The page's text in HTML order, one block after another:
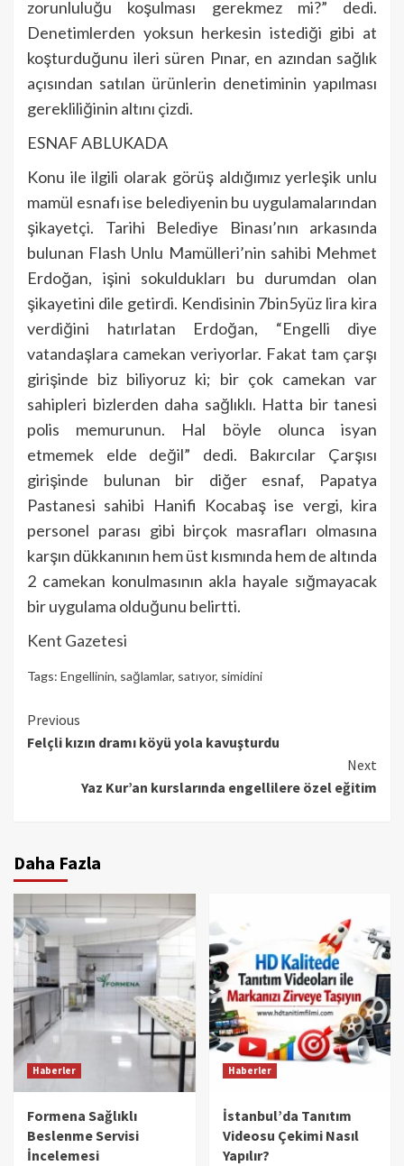
zorunluluğu koşulması gerekmez mi?” dedi.
Denetimlerden yoksun herkesin istediği gibi at
koşturduğunu ileri süren Pınar, en azından sağlık
açısından satılan ürünlerin denetiminin yapılması
gerekliliğinin altını çizdi.
ESNAF ABLUKADA
Konu ile ilgili olarak görüş aldığımız yerleşik unlu
mamül esnafı ise belediyenin bu uygulamalarından
şikayetçi. Tarihi Belediye Binası’nın arkasında
bulunan Flash Unlu Mamülleri’nin sahibi Mehmet
Erdoğan, işini sokuldukları bu durumdan olan
şikayetini dile getirdi. Kendisinin 7bin5yüz lira kira
verdiğini hatırlatan Erdoğan, “Engelli diye
vatandaşlara camekan veriyorlar. Fakat tam çarşı
girişinde biz biliyoruz ki; bir çok camekan var
sahipleri bizlerden daha sağlıklı. Hatta bir tanesi
polis memurunun. Hal böyle olunca isyan
etmemek elde değil” dedi. Bakırcılar Çarşısı
girişinde bulunan bir diğer esnaf, Papatya
Pastanesi sahibi Hanifi Kocabaş ise vergi, kira
personel parası gibi birçok masrafları olmasına
karşın dükkanının hem üst kısmında hem de altında
2 camekan konulmasının akla hayale sığmayacak
bir uygulama olduğunu belirtti.
Kent Gazetesi
Tags: Engellinin, sağlamlar, satıyor, simidini
Continue
Reading
Previous
Felçli kızın dramı köyü yola kavuşturdu
Next
Yaz Kur’an kurslarında engellilere özel eğitim
Daha Fazla
Haberler
Formena Sağlıklı
Beslenme Servisi
İncelemesi
Haberler
İstanbul’da Tanıtım
Videosu Çekimi Nasıl
Yapılır?